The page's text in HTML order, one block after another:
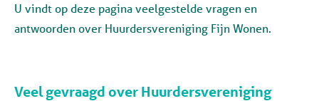
U vindt op deze pagina veelgestelde vragen en
antwoorden over Huurdersvereniging Fijn Wonen.
Veel gevraagd over Huurdersvereniging